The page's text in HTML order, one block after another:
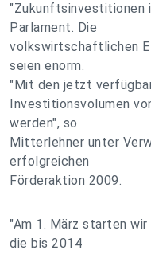
"Zukunftsinvestitionen
Parlament. Die
volkswirtschaftlichen
seien enorm.
"Mit den jetzt
Investitionsvolumen
werden", so
Mitterlehner unter
erfolgreichen
Förderaktion 2009.
"Am 1. März starten
die bis 2014